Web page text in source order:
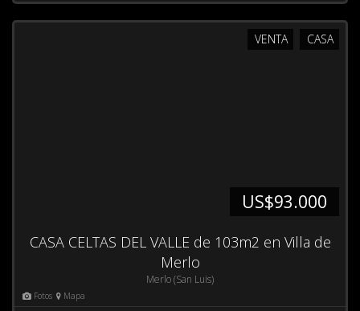
CASA
VENTA
US$93.000
CASA CELTAS DEL VALLE de 103m2 en Villa de
Merlo
Merlo (San Luis)
Fotos Mapa